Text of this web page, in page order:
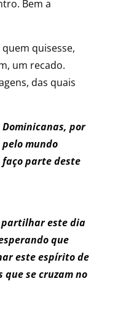
Bem a
quisesse,
um recado.
das quais
por
mundo
parte deste
partilhar este dia
que
este espírito de
que se cruzam no